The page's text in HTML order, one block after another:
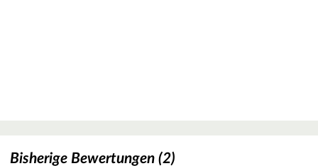
Bisherige Bewertungen (2)